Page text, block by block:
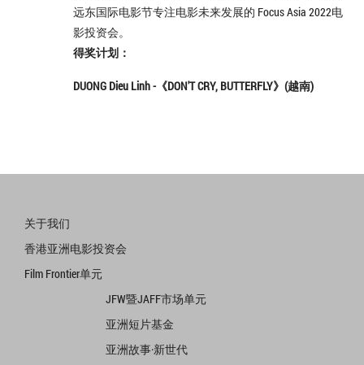
远东国际电影节专注电影未来发展的 Focus Asia 2022电
影投资会。
得奖计划：
DUONG Dieu Linh -《DON'T CRY, BUTTERFLY》(越南)
关于我们
香港亚洲电影投资会
Film Frontier单元
JFW暨JAFF市场单元
亚洲短片基金
亚洲故事·新世代